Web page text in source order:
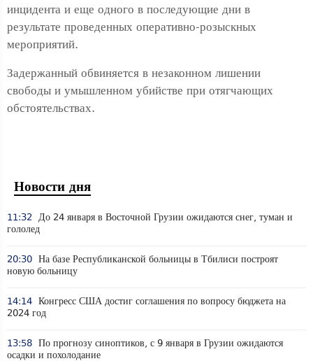
инцидента и еще одного в последующие дни в
результате проведенных оперативно-розыскных
мероприятий.
Задержанный обвиняется в незаконном лишении
свободы и умышленном убийстве при отягчающих
обстоятельствах.
Новости дня
11:32
До 24 января в Восточной Грузии ожидаются снег, туман и
гололед
20:30 На базе Республиканской больницы в Тбилиси построят
новую больницу
14:14 Конгресс США достиг соглашения по вопросу бюджета на
2024 год
13:58 По прогнозу синоптиков, с 9 января в Грузии ожидаются
осадки и похолодание